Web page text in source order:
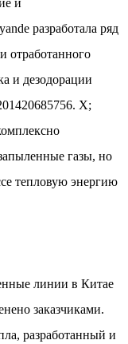
и
разработала ряд
отработанного
и дезодорации
X;
газы, но
тепловую энергию
линии в Китае
заказчиками.
разработанный и